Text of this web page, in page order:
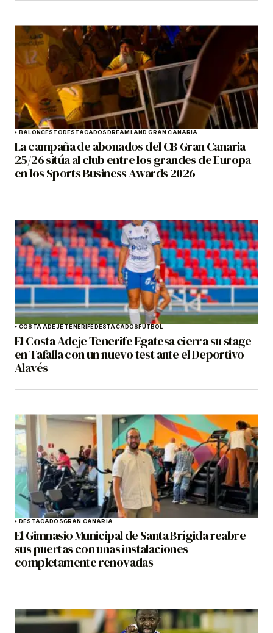
BALONCESTO DESTACADOS DREAMLAND GRAN CANARIA
La campaña de abonados del CB Gran Canaria
25/26 sitúa al club entre los grandes de Europa
en los Sports Business Awards 2026
COSTA ADEJE TENERIFE DESTACADOS FÚTBOL
El Costa Adeje Tenerife Egatesa cierra su stage
en Tafalla con un nuevo test ante el Deportivo
Alavés
DESTACADOSGRAN CANARIA
El Gimnasio Municipal de Santa Brígida reabre
sus puertas con unas instalaciones
completamente renovadas